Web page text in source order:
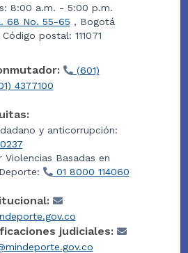
8:00 a.m. - 5:00 p.m.
68 No. 55-65 , Bogotá
postal: 111071
(601)
4377100
y anticorrupción:
Violencias Basadas en
01 8000 114060
judiciales: